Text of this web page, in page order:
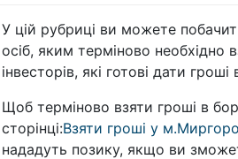
У цій рубриці ви можете
осіб, яким терміново необхідно
інвесторів, які готові дати
Щоб терміново взяти гроші в
сторінці:Взяти гроші у
нададуть позику, якщо ви